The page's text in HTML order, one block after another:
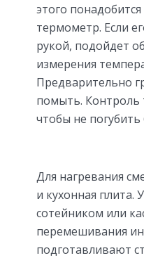
этого
термометр. Если
рукой, подойдет
измерения
Предварительно
помыть. Контроль
чтобы не погубить
Для нагревания
и кухонная плита.
сотейником или
перемешивания
подготавливают